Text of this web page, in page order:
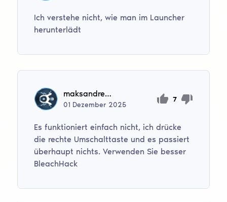
Ich verstehe nicht, wie man im Launcher
herunterlädt
maksandreev2907
01 Dezember 2025
7
Es funktioniert einfach nicht, ich drücke
die rechte Umschalttaste und es passiert
überhaupt nichts. Verwenden Sie besser
BleachHack